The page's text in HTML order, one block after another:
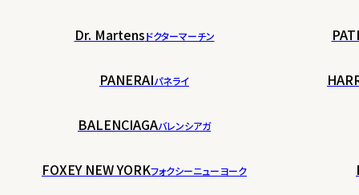
Dr. Martensドクターマーチン
PANERAIパネライ
BALENCIAGAバレンシアガ
FOXEY NEW YORKフォクシーニューヨーク